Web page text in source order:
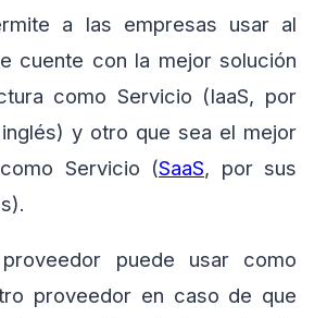
a las empresas usar al
cuente con la mejor solución
como Servicio (IaaS, por
y otro que sea el mejor
Servicio (SaaS, por sus
puede usar como
proveedor en caso de que